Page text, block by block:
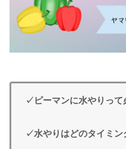
✓ピーマンに水やりって
✓水やりはどのタイミン